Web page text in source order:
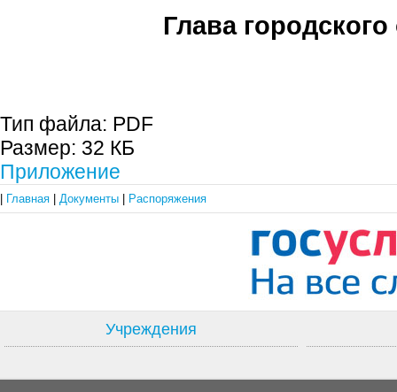
Глава городского
Тип файла: PDF
Размер: 32 КБ
Приложение
Главная Документы Распоряжения
Учреждения